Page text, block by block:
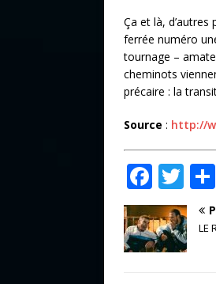
Ça et là,
ferrée numéro
tournage –
cheminots
précaire : la
Source : http://
F
a
c
e
T
w
it
te
LE